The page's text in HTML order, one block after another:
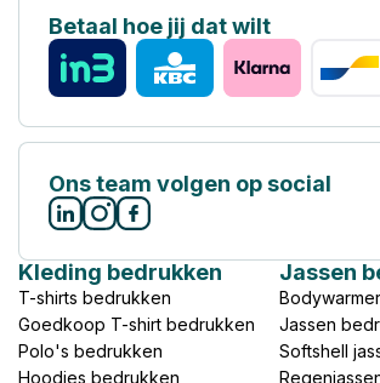
Betaal hoe jij dat wilt
Ons team volgen op social
Kleding bedrukken
T-shirts bedrukken
Goedkoop T-shirt bedrukken
Polo's bedrukken
Hoodies bedrukken
Jassen
Jassen
Softshell